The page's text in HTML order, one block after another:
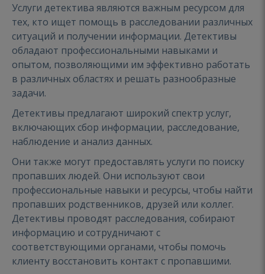
Услуги детектива являются важным ресурсом для
тех, кто ищет помощь в расследовании различных
ситуаций и получении информации. Детективы
обладают профессиональными навыками и
опытом, позволяющими им эффективно работать
в различных областях и решать разнообразные
задачи.
Детективы предлагают широкий спектр услуг,
включающих сбор информации, расследование,
наблюдение и анализ данных.
Они также могут предоставлять услуги по поиску
пропавших людей. Они используют свои
профессиональные навыки и ресурсы, чтобы найти
пропавших родственников, друзей или коллег.
Детективы проводят расследования, собирают
информацию и сотрудничают с
соответствующими органами, чтобы помочь
клиенту восстановить контакт с пропавшими.